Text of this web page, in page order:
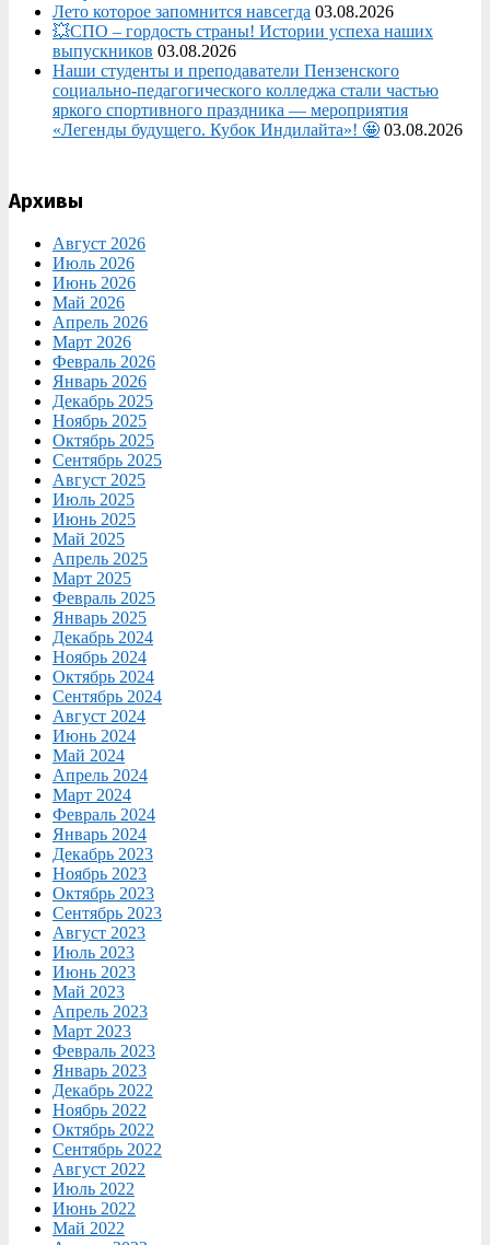
Лето которое запомнится навсегда 03.08.2026
💥СПО – гордость страны! Истории успеха наших
выпускников 03.08.2026
Наши студенты и преподаватели Пензенского
социально‑педагогического колледжа стали частью
яркого спортивного праздника — мероприятия
«Легенды будущего. Кубок Индилайта»! 🤩 03.08.2026
Архивы
Август 2026
Июль 2026
Июнь 2026
Май 2026
Апрель 2026
Март 2026
Февраль 2026
Январь 2026
Декабрь 2025
Ноябрь 2025
Октябрь 2025
Сентябрь 2025
Август 2025
Июль 2025
Июнь 2025
Май 2025
Апрель 2025
Март 2025
Февраль 2025
Январь 2025
Декабрь 2024
Ноябрь 2024
Октябрь 2024
Сентябрь 2024
Август 2024
Июнь 2024
Май 2024
Апрель 2024
Март 2024
Февраль 2024
Январь 2024
Декабрь 2023
Ноябрь 2023
Октябрь 2023
Сентябрь 2023
Август 2023
Июль 2023
Июнь 2023
Май 2023
Апрель 2023
Март 2023
Февраль 2023
Январь 2023
Декабрь 2022
Ноябрь 2022
Октябрь 2022
Сентябрь 2022
Август 2022
Июль 2022
Июнь 2022
Май 2022